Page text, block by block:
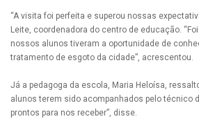
“A visita foi perfeita e superou nossas
Leite, coordenadora do centro de educação.
nossos alunos tiveram a oportunidade de
tratamento de esgoto da cidade”, acrescentou.
Já a pedagoga da escola, Maria Heloísa,
alunos terem sido acompanhados pelo técnico
prontos para nos receber”, disse.